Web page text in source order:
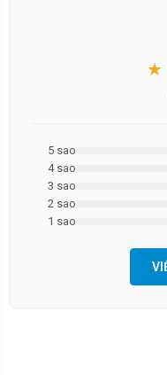
★
5 sao
4 sao
3 sao
2 sao
1 sao